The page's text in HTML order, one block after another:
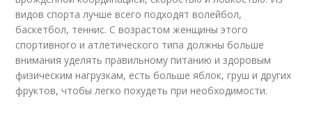
видов спорта лучше всего подходят волейбол,
баскетбол, теннис. С возрастом женщины этого
спортивного и атлетического типа должны больше
внимания уделять правильному питанию и здоровым
физическим нагрузкам, есть больше яблок, груш и других
фруктов, чтобы легко похудеть при необходимости.